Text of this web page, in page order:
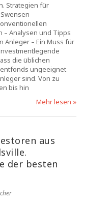
Strategien für
– Analysen und Tipps
Anleger – Ein Muss für
die üblichen
ungeeignet
sind. Von zu
bis hin
Mehr lesen »
aus
der besten